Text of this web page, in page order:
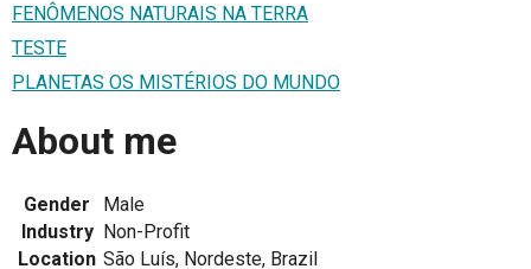
FENÔMENOS NATURAIS NA TERRA
TESTE
PLANETAS OS MISTÉRIOS DO MUNDO
About me
Gender
Male
Industry Non-Profit
Location São Luís, Nordeste, Brazil